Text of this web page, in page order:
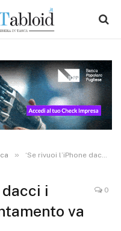
» ‘Se rivuoi l’iPhone dacci i soldi’, ma all’appuntamento va la Polizia
dacci i
va
0